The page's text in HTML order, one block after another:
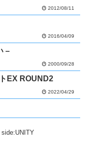
2012/08/11
2016/04/09
–
2000/09/28
EX ROUND2
2022/04/29
side:UNITY